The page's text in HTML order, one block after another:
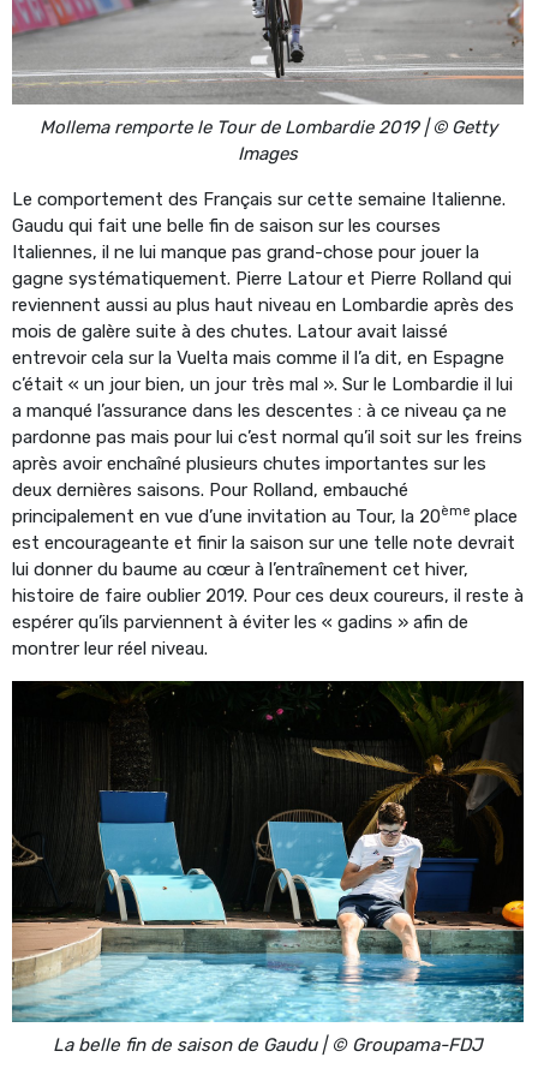
Mollema remporte le Tour de Lombardie 2019 | © Getty
Images
Le comportement des Français sur cette semaine Italienne.
Gaudu qui fait une belle fin de saison sur les courses
Italiennes, il ne lui manque pas grand-chose pour jouer la
gagne systématiquement. Pierre Latour et Pierre Rolland qui
reviennent aussi au plus haut niveau en Lombardie après des
mois de galère suite à des chutes. Latour avait laissé
entrevoir cela sur la Vuelta mais comme il l’a dit, en Espagne
c’était « un jour bien, un jour très mal ». Sur le Lombardie il lui
a manqué l’assurance dans les descentes : à ce niveau ça ne
pardonne pas mais pour lui c’est normal qu’il soit sur les freins
après avoir enchaîné plusieurs chutes importantes sur les
deux dernières saisons. Pour Rolland, embauché
principalement en vue d’une invitation au Tour, la 20ème place
est encourageante et finir la saison sur une telle note devrait
lui donner du baume au cœur à l’entraînement cet hiver,
histoire de faire oublier 2019. Pour ces deux coureurs, il reste à
espérer qu’ils parviennent à éviter les « gadins » afin de
montrer leur réel niveau.
La belle fin de saison de Gaudu | © Groupama-FDJ